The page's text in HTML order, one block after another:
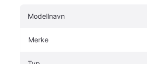
Modellnavn
Merke